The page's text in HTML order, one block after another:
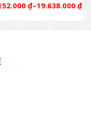
₫–19.638.000 ₫